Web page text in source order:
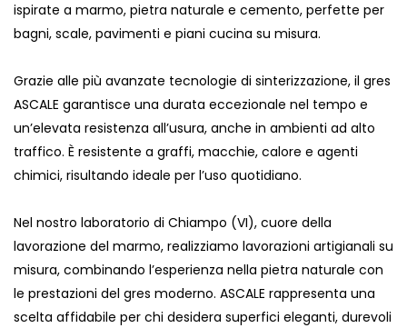
ispirate a marmo, pietra naturale e cemento, perfette per
bagni, scale, pavimenti e piani cucina su misura.
Grazie alle più avanzate tecnologie di sinterizzazione, il gres
ASCALE garantisce una durata eccezionale nel tempo e
un’elevata resistenza all’usura, anche in ambienti ad alto
traffico. È resistente a graffi, macchie, calore e agenti
chimici, risultando ideale per l’uso quotidiano.
Nel nostro laboratorio di Chiampo (VI), cuore della
lavorazione del marmo, realizziamo lavorazioni artigianali su
misura, combinando l’esperienza nella pietra naturale con
le prestazioni del gres moderno. ASCALE rappresenta una
scelta affidabile per chi desidera superfici eleganti, durevoli